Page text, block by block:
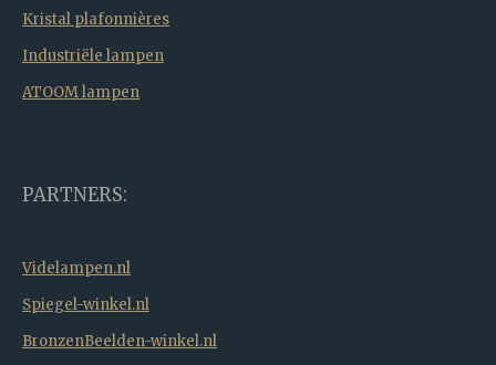
Kristal plafonnières
Industriële lampen
ATOOM lampen
PARTNERS:
Videlampen.nl
Spiegel-winkel.nl
BronzenBeelden-winkel.nl